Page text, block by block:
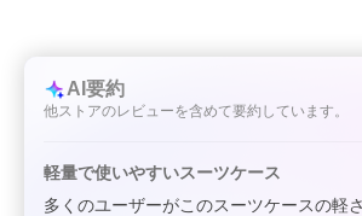
AI要約
他ストアのレビューを含めて要約しています。
軽量で使いやすいスーツケース
多くのユーザーがこのスーツケースの軽